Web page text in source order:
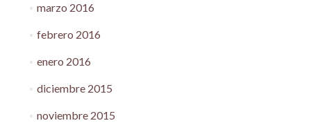
marzo 2016
febrero 2016
enero 2016
diciembre 2015
noviembre 2015